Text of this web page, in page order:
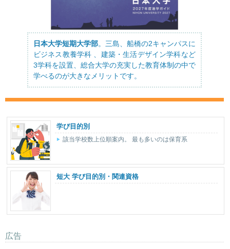
日本大学短期大学部。三島、船橋の2キャンパスに
ビジネス教養学科 、建築・生活デザイン学科など
3学科を設置、総合大学の充実した教育体制の中で
学べるのが大きなメリットです。
学び目的別
該当学校数上位順案内。 最も多いのは保育系
短大 学び目的別・関連資格
広告